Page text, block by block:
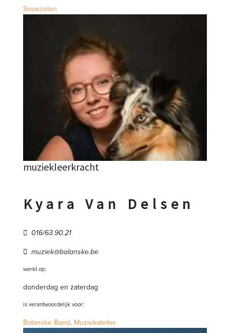
Snoezelen
muziekleerkracht
Kyara Van Delsen
016/63.90.21
muziek@balanske.be
werkt op:
donderdag en zaterdag
is verantwoordelijk voor:
Balanske Band, Muziekatelier